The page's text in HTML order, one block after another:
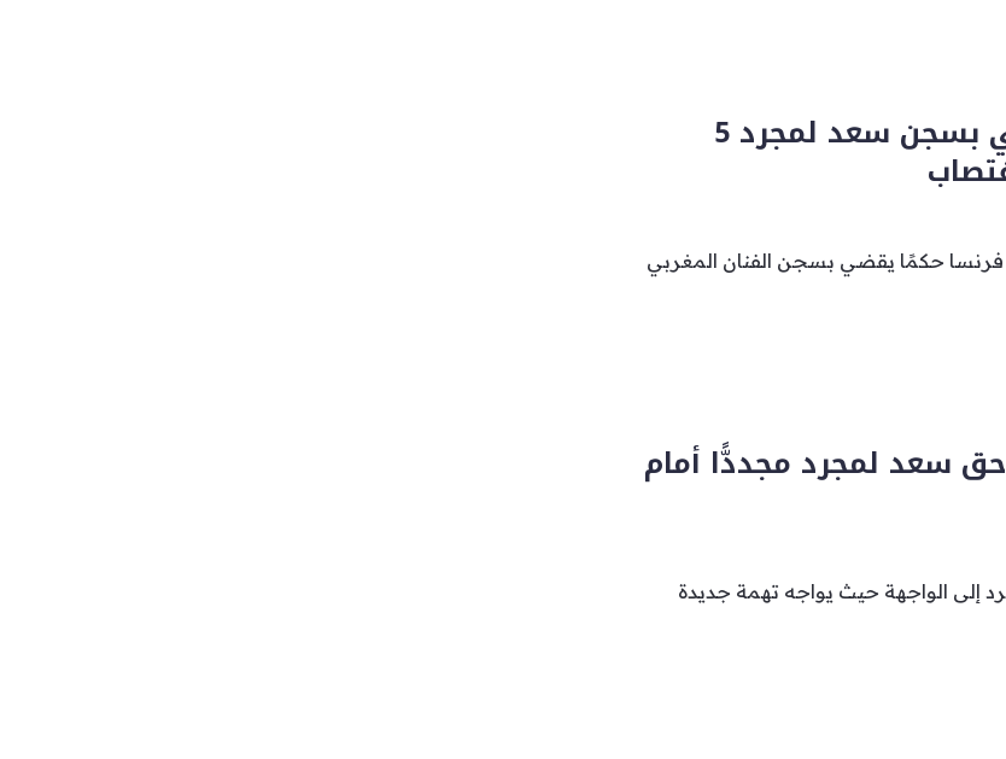
محكمة فرنسية تقضي بسجن سعد لمجرد 5
حكمًا يقضي بسجن الفنان المغربي
سعد لمجرد مجددًّا أمام
إلى الواجهة حيث يواجه تهمة جديدة